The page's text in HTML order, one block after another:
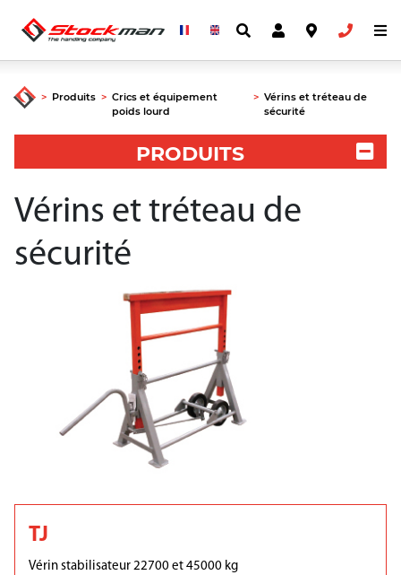
> Produits > Crics et équipement
poids lourd
> Vérins et tréteau de
sécurité
PRODUITS
Vérins et tréteau de
sécurité
TJ
Vérin stabilisateur 22700 et 45000 kg